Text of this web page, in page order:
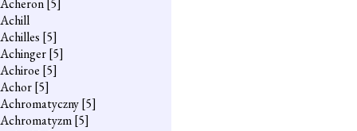
Acheron[5]
Achill
Achilles [5]
Achinger[5]
Achiroe [5]
Achor[5]
Achromatyczny[5]
Achromatyzm[5]